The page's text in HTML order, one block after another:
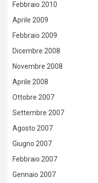
Febbraio 2010
Aprile 2009
Febbraio 2009
Dicembre 2008
Novembre 2008
Aprile 2008
Ottobre 2007
Settembre 2007
Agosto 2007
Giugno 2007
Febbraio 2007
Gennaio 2007